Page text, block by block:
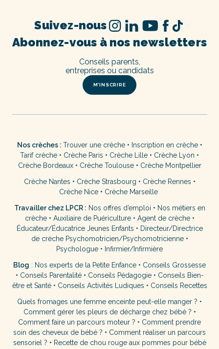
Abonnez-vous à nos newsletters
M’INSCRIRE
Conseils parents,
entreprises ou candidats
Suivez-nous
Nos crèches : Trouver une crèche• Inscription en crèche•
Tarif crèche • Crèche Paris • Crèche Lille • Crèche Lyon •
Crèche Bordeaux• Crèche Toulouse• Crèche Montpellier
Crèche Nantes • Crèche Strasbourg • Crèche Rennes •
Crèche Nice • Crèche Marseille
Travailler chez LPCR : Nos offres d’emploi • Nos métiers en
crèche• Auxiliaire de Puériculture• Agent de crèche•
Éducateur/Éducatrice Jeunes Enfants • Directeur/Directrice
de crèche Psychomotricien/Psychomotricienne•
Psychologue • Infirmier/Infirmière
Blog : Nos experts de la Petite Enfance • Conseils Grossesse
• Conseils Parentalité• Conseils Pédagogie• Conseils Bien-
être et Santé• Conseils Activités Ludiques • Conseils Recettes
Quels fromages une femme enceinte peut-elle manger ? •
Comment gérer les pleurs de décharge chez bébé ? •
Comment faire un parcours moteur ? • Comment prendre
soin des cheveux de bébé ? • Comment réaliser un parcours
sensoriel ? • Recette de chou rouge aux pommes pour bébé